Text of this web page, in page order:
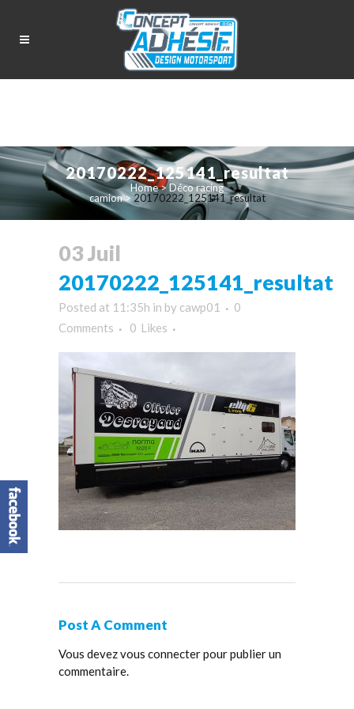
20170222_125141_resultat
Home>Déco racing
camion> 20170222_125141_resultat
03 Juil
20170222_125141_resultat
Posted at 11:35h in by cawp01
0
Comments
0 Likes
Post A Comment
Vous devezvous connecterpour publier un
commentaire.